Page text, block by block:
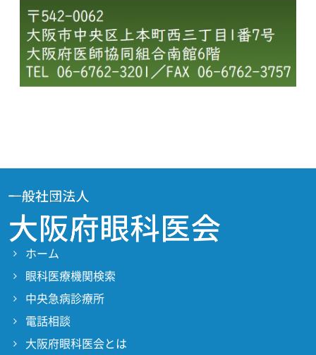
ホーム
眼科医療機関検索
中央急病診療所
電話相談
大阪府眼科医会とは